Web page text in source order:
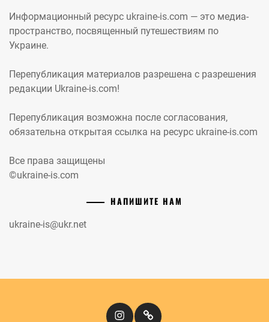
Информационный ресурс ukraine-is.com — это медиа-
пространство, посвященный путешествиям по
Украине.
Перепубликация материалов разрешена с разрешения
редакции Ukraine-is.com!
Перепубликация возможна после согласования,
обязательна открытая ссылка на ресурс ukraine-is.com
Все права защищены
©ukraine-is.com
НАПИШИТЕ НАМ
ukraine-is@ukr.net
InstagramКіномандри